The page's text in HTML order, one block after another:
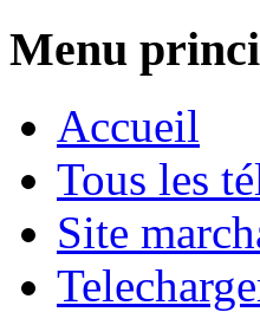
Menu
Accueil
Tous les
Site